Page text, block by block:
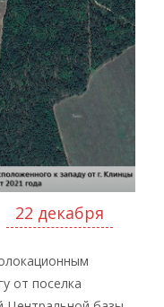
22 декабря
от поселка